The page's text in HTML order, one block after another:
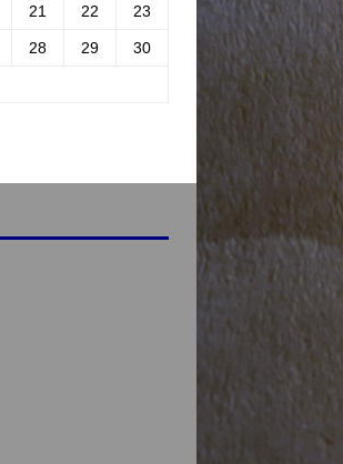
21 22 23
28 29 30